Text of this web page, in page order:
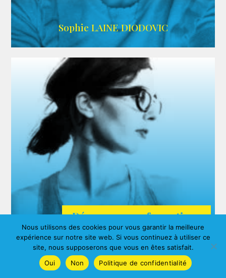
WIKIPEDIA
Sophie LAINE DIODOVIC
ARDA
Agnes ALBERNY
Découvrez nos formations
Nous utilisons des cookies pour vous garantir la meilleure
expérience sur notre site web. Si vous continuez à utiliser ce
site, nous supposerons que vous en êtes satisfait.
Oui
Non Politique de confidentialité